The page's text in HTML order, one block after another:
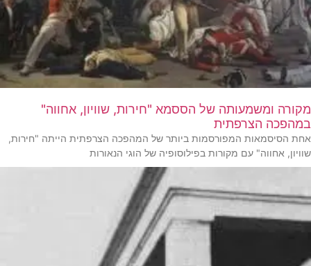
מקורה ומשמעותה של הססמא "חירות, שוויון, אחווה"
במהפכה הצרפתית
אחת הסיסמאות המפורסמות ביותר של המהפכה הצרפתית הייתה "חירות,
שוויון, אחווה" עם מקורות בפילוסופיה של הוגי הנאורות